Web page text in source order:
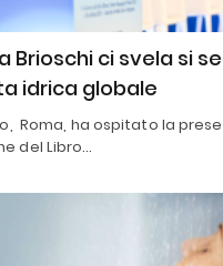
Brioschi ci svela si
idrica globale
Roma, ha ospitato la
del Libro…